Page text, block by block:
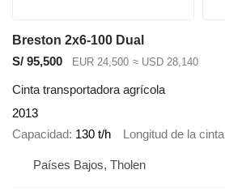
Breston 2x6-100 Dual
S/ 95,500
EUR 24,500 ≈ USD 28,140
Cinta transportadora agrícola
2013
Capacidad 130 t/h Longitud de la cinta
Países Bajos, Tholen